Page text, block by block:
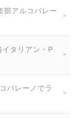
部アルコバレー
タリアン・P
バレーノでラ